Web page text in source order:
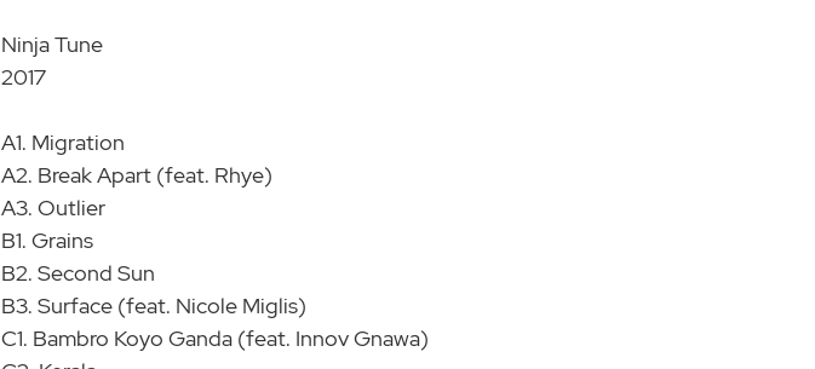
Ninja Tune
2017
A1. Migration
A2. Break Apart (feat. Rhye)
A3. Outlier
B1. Grains
B2. Second Sun
B3. Surface (feat. Nicole Miglis)
C1. Bambro Koyo Ganda (feat. Innov Gnawa)